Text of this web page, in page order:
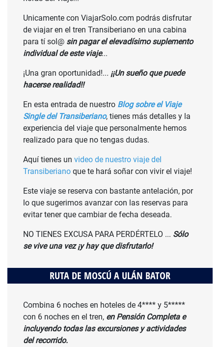
Unicamente con ViajarSolo.com podrás disfrutar
de viajar en el tren Transiberiano en una cabina
para tí sol@ sin pagar el elevadísimo suplemento
individual de este viaje...
¡Una gran oportunidad!... ¡¡Un sueño que puede
hacerse realidad!!
En esta entrada de nuestro Blog sobre el Viaje
Single del Transiberiano, tienes más detalles y la
experiencia del viaje que personalmente hemos
realizado para que no tengas dudas.
Aquí tienes un video de nuestro viaje del
Transiberiano que te hará soñar con vivir el viaje!
Este viaje se reserva con bastante antelación, por
lo que sugerimos avanzar con las reservas para
evitar tener que cambiar de fecha deseada.
NO TIENES EXCUSA PARA PERDÉRTELO ... Sólo
se vive una vez ¡y hay que disfrutarlo!
RUTA DE MOSCÚ A ULÁN BATOR
Combina 6 noches en hoteles de 4**** y 5*****
con 6 noches en el tren, en Pensión Completa e
incluyendo todas las excursiones y actividades
del recorrido.